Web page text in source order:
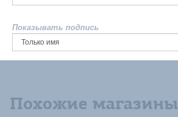
Показывать подпись
Похожие магазины